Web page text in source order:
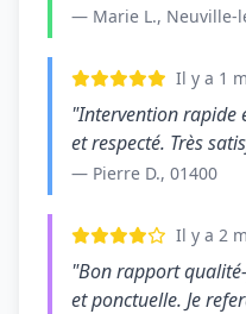
— Marie L., Neuville-
Il y a 1
"Intervention rapide
et respecté. Très
— Pierre D., 01400
Il y a 2
"Bon rapport
et ponctuelle. Je